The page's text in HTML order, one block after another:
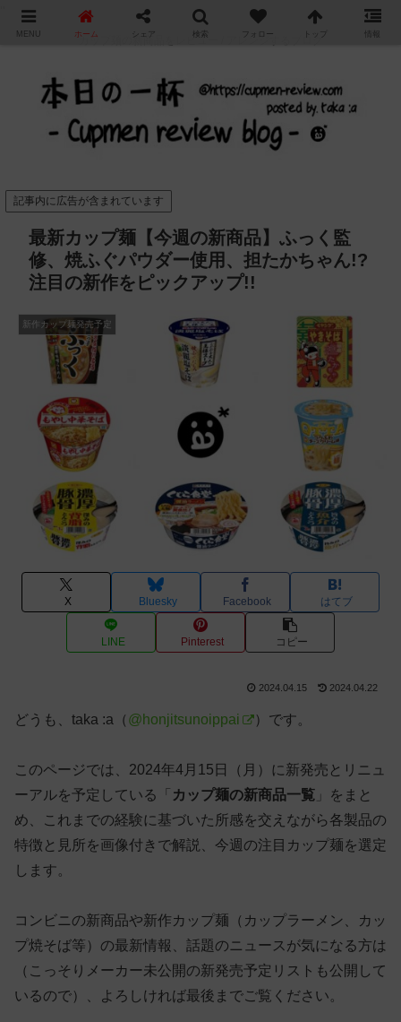
カップ麺の新商品をレビュー / アレンジするブログ
記事内に広告が含まれています
最新カップ麺【今週の新商品】ふっく監
修、焼ふぐパウダー使用、担たかちゃん!?
注目の新作をピックアップ!!
新作カップ麺発売予定
X Bluesky Facebook はてブ
LINE Pinterest コピー
2024.04.15 2024.04.22
どうも、taka :a（ @honjitsunoippai ）です。
このページでは、2024年4月15日（月）に新発売とリニュ
ーアルを予定している「 カップ麺の新商品一覧 」をまと
め、これまでの経験に基づいた所感を交えながら各製品の
特徴と見所を画像付きで解説、今週の注目カップ麺を選定
します。
コンビニの新商品や新作カップ麺（カップラーメン、カッ
プ焼そば等）の最新情報、話題のニュースが気になる方は
（こっそりメーカー未公開の新発売予定リストも公開して
いるので）、よろしければ最後までご覧ください。
MENU ホーム シェア 検索 フォロー トップ 情報